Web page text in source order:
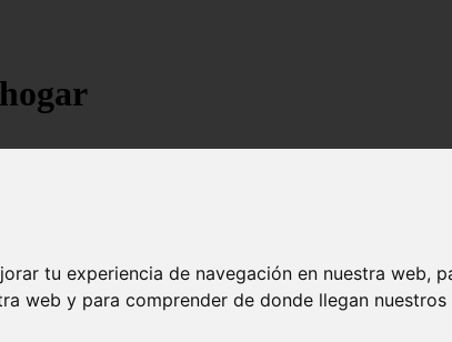
tu experiencia de navegación en nuestra web,
web y para comprender de donde llegan